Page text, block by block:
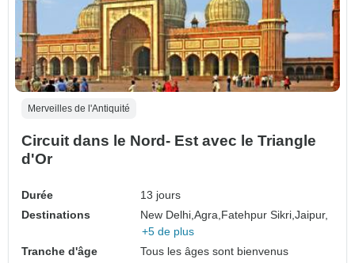
Merveilles de l'Antiquité
Circuit dans le Nord- Est avec le Triangle
d'Or
Durée
13 jours
Destinations
New Delhi,Agra, Fatehpur Sikri,Jaipur,
+5 de plus
Tranche d'âge
Tous les âges sont bienvenus